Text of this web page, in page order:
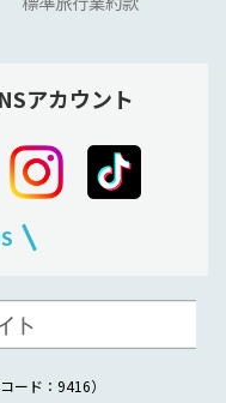
アカウント
ード：9416）